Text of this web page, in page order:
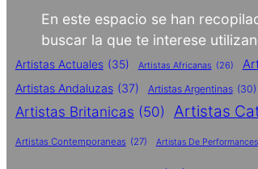
En este espacio se han
buscar la que te interese
Artistas Actuales (35) Artistas Africanas (26)
Artistas Andaluzas (37) Artistas Argentinas (30)
Artistas Britanicas (50) Artistas
Artistas Contemporaneas (27) Artistas De Performances